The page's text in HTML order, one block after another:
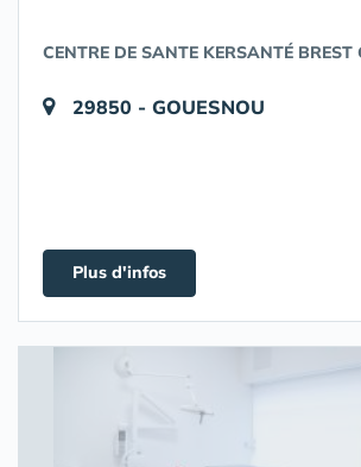
CENTRE DE SANTE KERSANTÉ BREST
29850 - GOUESNOU
Plus d'infos